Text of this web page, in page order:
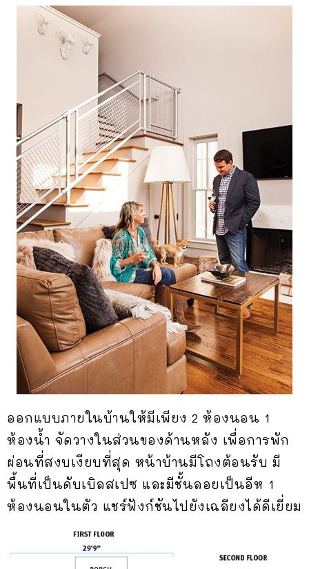
ออกแบบภายในบ้านให้มีเพียง 2 ห้องนอน 1
ห้องน้ำ จัดวางในส่วนของด้านหลัง เพื่อการพัก
ผ่อนที่สงบเงียบที่สุด หน้าบ้านมีโถงต้อนรับ มี
พื้นที่เป็นดับเบิลสเปซ และมีชั้นลอยเป็นอีห 1
ห้องนอนในตัว แชร์ฟังก์ชันไปยังเฉลียงได้ดีเยี่ยม